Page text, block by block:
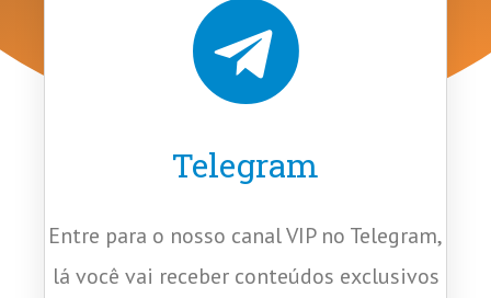
Telegram
Entre para o nosso canal VIP no Telegram,
lá você vai receber conteúdos exclusivos